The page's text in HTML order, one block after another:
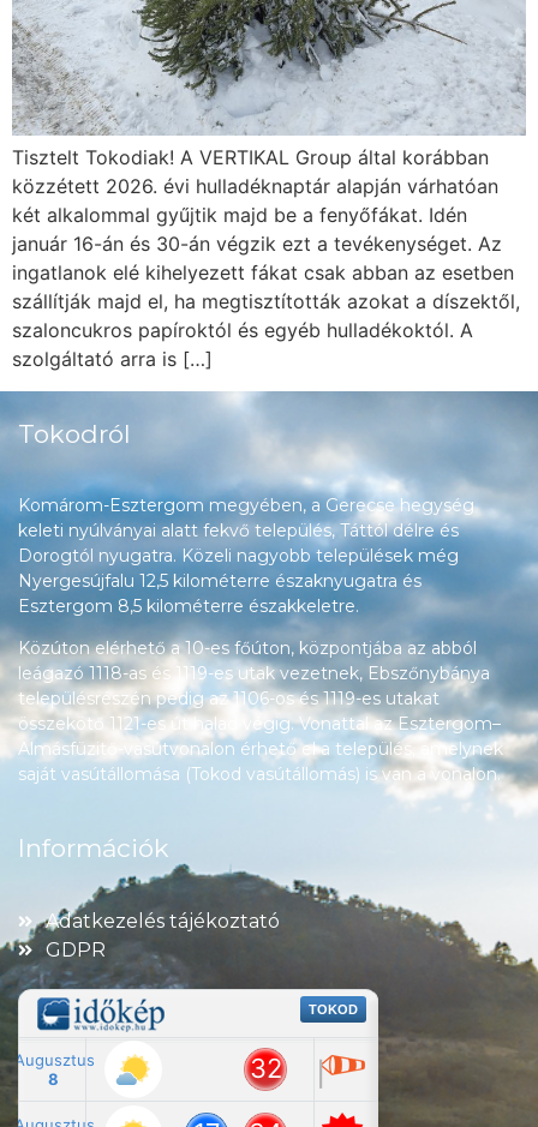
Tisztelt Tokodiak! A VERTIKAL Group által korábban
közzétett 2026. évi hulladéknaptár alapján várhatóan
két alkalommal gyűjtik majd be a fenyőfákat. Idén
január 16-án és 30-án végzik ezt a tevékenységet. Az
ingatlanok elé kihelyezett fákat csak abban az esetben
szállítják majd el, ha megtisztították azokat a díszektől,
szaloncukros papíroktól és egyéb hulladékoktól. A
szolgáltató arra is […]
Tokodról
Komárom-Esztergom megyében, a Gerecse hegység
keleti nyúlványai alatt fekvő település, Táttól délre és
Dorogtól nyugatra. Közeli nagyobb települések még
Nyergesújfalu 12,5 kilométerre északnyugatra és
Esztergom 8,5 kilométerre északkeletre.
Közúton elérhető a 10-es főúton, központjába az abból
leágazó 1118-as és 1119-es utak vezetnek, Ebszőnybánya
településrészén pedig az 1106-os és 1119-es utakat
összekötő 1121-es út halad végig. Vonattal az Esztergom–
Almásfüzitő-vasútvonalon érhető el a település, amelynek
saját vasútállomása (Tokod vasútállomás) is van a vonalon.
Információk
Adatkezelés tájékoztató
GDPR